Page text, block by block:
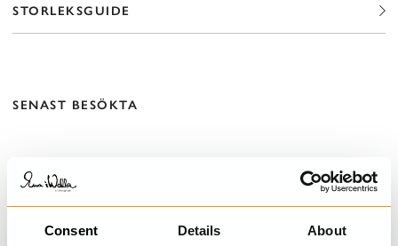
Consent Details About
STORLEKSGUIDE
SENAST BESÖKTA
SHOP THE LOOK